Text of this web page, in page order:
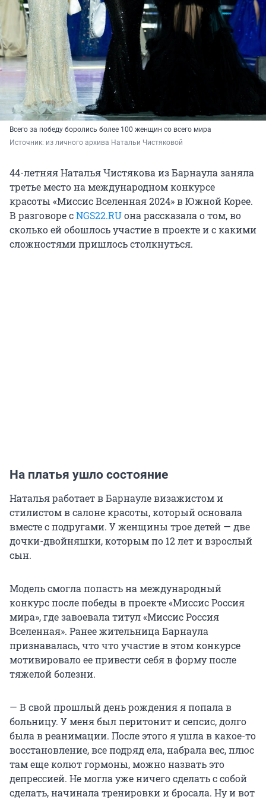
Всего за победу боролись более 100 женщин со всего мира
Источник: из личного архива Натальи Чистяковой
44-летняя Наталья Чистякова из Барнаула заняла
третье место на международном конкурсе
красоты «Миссис Вселенная 2024» в Южной Корее.
В разговоре сNGS22.RUона рассказала о том, во
сколько ей обошлось участие в проекте и с какими
сложностями пришлось столкнуться.
На платья ушло состояние
Наталья работает в Барнауле визажистом и
стилистом в салоне красоты, который основала
вместе с подругами. У женщины трое детей — две
дочки-двойняшки, которым по 12 лет и взрослый
сын.
Модель смогла попасть на международный
конкурс после победы в проекте «Миссис Россия
мира», где завоевала титул «Миссис Россия
Вселенная». Ранее жительница Барнаула
признавалась, что что участие в этом конкурсе
мотивировало ее привести себя в форму после
тяжелой болезни.
— В свой прошлый день рождения я попала в
больницу. У меня был перитонит и сепсис, долго
была в реанимации. После этого я ушла в какое-то
восстановление, все подряд ела, набрала вес, плюс
там еще колют гормоны, можно назвать это
депрессией. Не могла уже ничего сделать с собой
сделать, начинала тренировки и бросала. Ну и вот